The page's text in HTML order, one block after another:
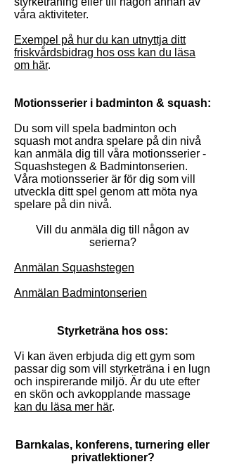
våra aktiviteter.
Exempel på hur du kan utnyttja ditt
friskvårdsbidrag hos oss kan du läsa
om här.
Motionsserier i badminton & squash:
Du som vill spela badminton och
squash mot andra spelare på din nivå
kan anmäla dig till våra motionsserier -
Squashstegen & Badmintonserien.
Våra motionsserier är för dig som vill
utveckla ditt spel genom att möta nya
spelare på din nivå.
Vill du anmäla dig till någon av
serierna?
Anmälan Squashstegen
Anmälan Badmintonserien
Styrketräna hos oss:
Vi kan även erbjuda dig ett gym som
passar dig som vill styrketräna i en lugn
och inspirerande miljö. Är du ute efter
en skön och avkopplande massage
kan du läsa mer här.
Barnkalas, konferens, turnering eller
privatlektioner?